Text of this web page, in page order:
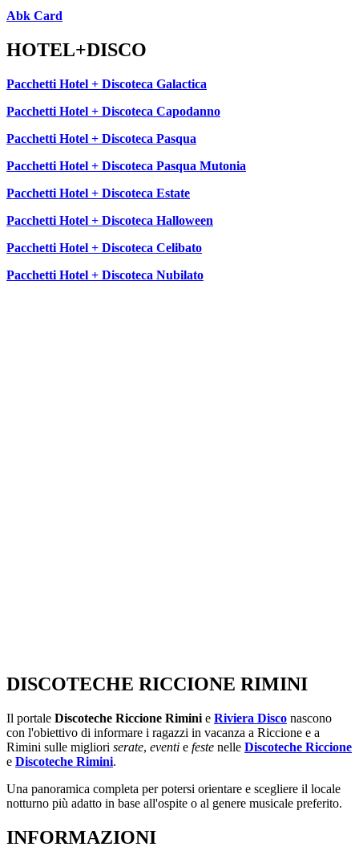
Abk Card
HOTEL+DISCO
Pacchetti Hotel + Discoteca Galactica
Pacchetti Hotel + Discoteca Capodanno
Pacchetti Hotel + Discoteca Pasqua
Pacchetti Hotel + Discoteca Pasqua Mutonia
Pacchetti Hotel + Discoteca Estate
Pacchetti Hotel + Discoteca Halloween
Pacchetti Hotel + Discoteca Celibato
Pacchetti Hotel + Discoteca Nubilato
DISCOTECHE RICCIONE RIMINI
Il portale Discoteche Riccione Rimini e Riviera Disco nascono
con l'obiettivo di informare i ragazzi in vacanza a Riccione e a
Rimini sulle migliori serate, eventi e feste nelle Discoteche Riccione
e Discoteche Rimini.
Una panoramica completa per potersi orientare e scegliere il locale
notturno più adatto in base all'ospite o al genere musicale preferito.
INFORMAZIONI